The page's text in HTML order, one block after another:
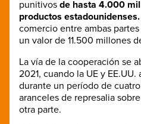
punitivos de hasta 4.000
productos estadounidenses.
comercio entre ambas
un valor de 11.500 millones
La vía de la cooperación se
2021, cuando la UE y
durante un período de
aranceles de represalia
otra parte.